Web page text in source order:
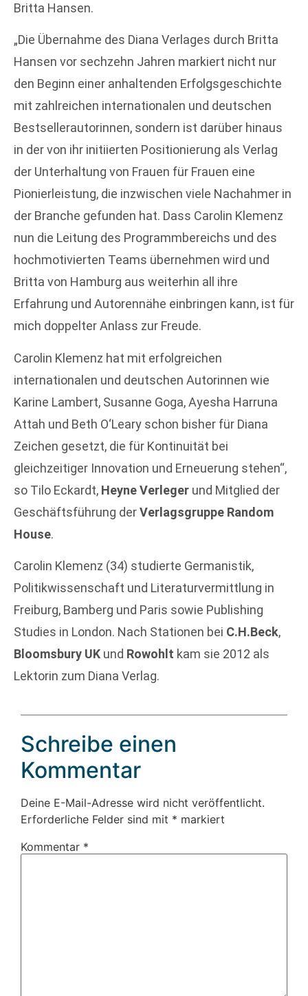
Britta Hansen.
„Die Übernahme des Diana Verlages durch Britta
Hansen vor sechzehn Jahren markiert nicht nur
den Beginn einer anhaltenden Erfolgsgeschichte
mit zahlreichen internationalen und deutschen
Bestsellerautorinnen, sondern ist darüber hinaus
in der von ihr initiierten Positionierung als Verlag
der Unterhaltung von Frauen für Frauen eine
Pionierleistung, die inzwischen viele Nachahmer in
der Branche gefunden hat. Dass Carolin Klemenz
nun die Leitung des Programmbereichs und des
hochmotivierten Teams übernehmen wird und
Britta von Hamburg aus weiterhin all ihre
Erfahrung und Autorennähe einbringen kann, ist für
mich doppelter Anlass zur Freude.
Carolin Klemenz hat mit erfolgreichen
internationalen und deutschen Autorinnen wie
Karine Lambert, Susanne Goga, Ayesha Harruna
Attah und Beth O‘Leary schon bisher für Diana
Zeichen gesetzt, die für Kontinuität bei
gleichzeitiger Innovation und Erneuerung stehen“,
so Tilo Eckardt, Heyne Verleger und Mitglied der
Geschäftsführung derVerlagsgruppe Random
House.
Carolin Klemenz (34) studierte Germanistik,
Politikwissenschaft und Literaturvermittlung in
Freiburg, Bamberg und Paris sowie Publishing
Studies in London. Nach Stationen bei C.H.Beck,
Bloomsbury UK und Rowohlt kam sie 2012 als
Lektorin zum Diana Verlag.
Schreibe einen
Kommentar
Deine E-Mail-Adresse wird nicht veröffentlicht.
Erforderliche Felder sind mit * markiert
Kommentar *